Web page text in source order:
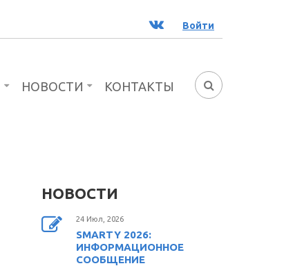
ВК Войти
ФОРМА
НОВОСТИ КОНТАКТЫ
НОВОСТИ
24 Июл, 2026
SMARTY 2026:
ИНФОРМАЦИОННОЕ
СООБЩЕНИЕ